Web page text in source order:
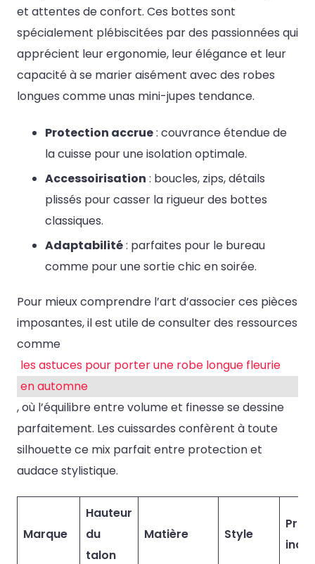
et attentes de confort. Ces bottes sont
spécialement plébiscitées par des passionnées qui
apprécient leur ergonomie, leur élégance et leur
capacité à se marier aisément avec des robes
longues comme unas mini-jupes tendance.
Protection accrue: couvrance étendue de
la cuisse pour une isolation optimale.
Accessoirisation : boucles, zips, détails
plissés pour casser la rigueur des bottes
classiques.
Adaptabilité: parfaites pour le bureau
comme pour une sortie chic en soirée.
Pour mieux comprendre l’art d’associer ces pièces
imposantes, il est utile de consulter des ressources
comme
les astuces pour porter une robe longue fleurie
en automne
, où l’équilibre entre volume et finesse se dessine
parfaitement. Les cuissardes confèrent à toute
silhouette ce mix parfait entre protection et
audace stylistique.
Marque
Hauteur
du
talon
Matière Style
Prix